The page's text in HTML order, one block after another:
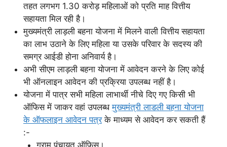
तहत लगभग 1.30 करोड़ महिलाओं को प्रति माह वित्तीय
सहायता मिल रही है।
मुख्यमंत्री लाड़ली बहना योजना में मिलने वाली वित्तीय सहायता
का लाभ उठाने के लिए महिला या उसके परिवार के सदस्य की
समग्र आईडी होना अनिवार्य है।
अभी सीएम लाड़ली बहना योजना में आवेदन करने के लिए कोई
भी ऑनलाइन आवेदन की प्रक्रिया उपलब्ध नहीं है।
योजना में पात्र सभी महिला लाभार्थी नीचे दिए गए किसी भी
ऑफिस में जाकर वहां उपलब्धमुख्यमंत्री लाडली बहना योजना
के ऑफलाइन आवेदन पत्रके माध्यम से आवेदन कर सकती हैं
:-
ग्राम पंचायत ऑफिस।